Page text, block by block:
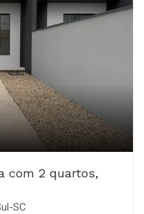
com 2 quartos,
SC